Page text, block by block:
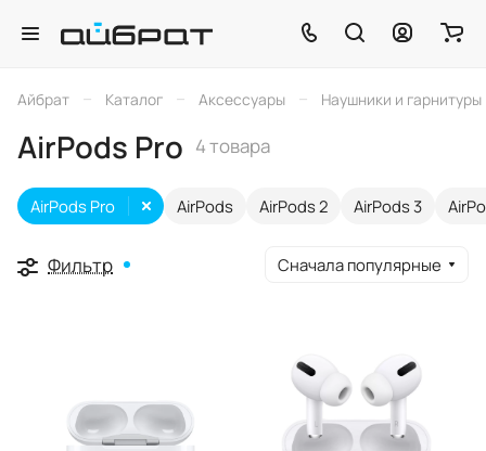
Айбрат – Каталог – Аксессуары – Наушники и гарнитуры
AirPods Pro 4 товара
AirPods AirPods 2 AirPods 3
AirPods Pro
Фильтр Сначала популярные